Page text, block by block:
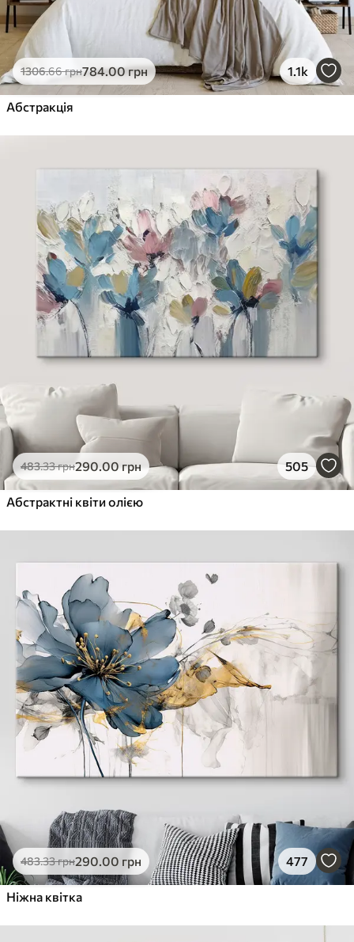
1306.66грн784.00грн 1.1k
Абстракція
483.33грн290.00грн 505
Абстрактні квіти олією
483.33грн290.00 грн 477
Ніжна квітка